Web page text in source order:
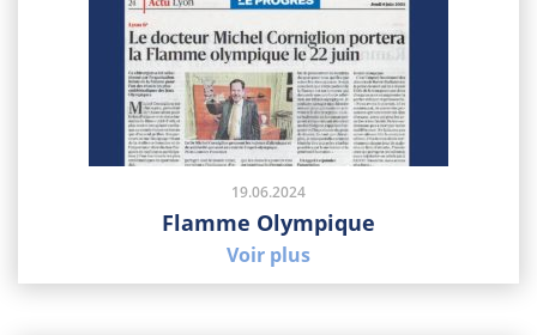
19.06.2024
Flamme Olympique
Voir plus